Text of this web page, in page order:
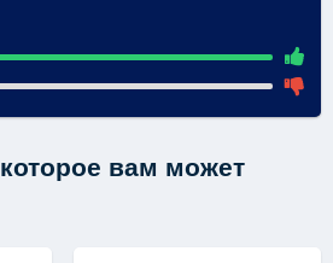
вам может